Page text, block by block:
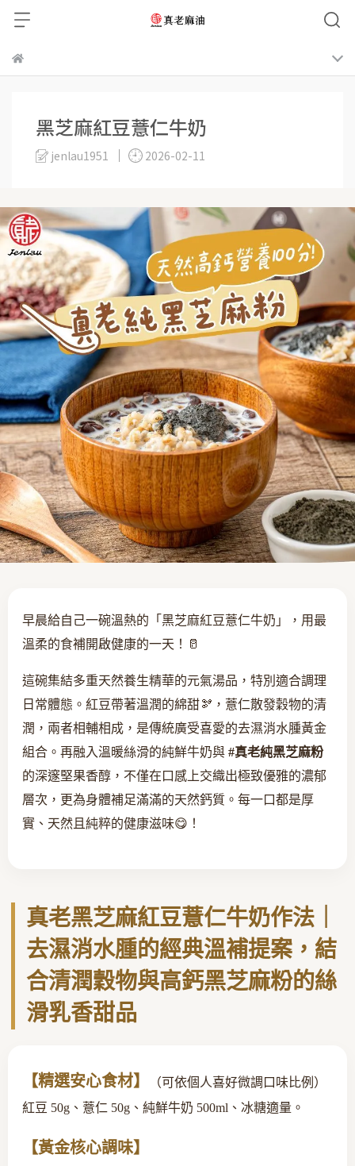
黑芝麻紅豆薏仁牛奶
jenlau1951 2026-02-11
早晨給自己一碗溫熱的「黑芝麻紅豆薏仁牛奶」，用最
溫柔的食補開啟健康的一天！🥛
這碗集結多重天然養生精華的元氣湯品，特別適合調理
日常體態。紅豆帶著溫潤的綿甜🫘，薏仁散發穀物的清
潤，兩者相輔相成，是傳統廣受喜愛的去濕消水腫黃金
組合。再融入溫暖絲滑的純鮮牛奶與 #真老純黑芝麻粉
的深邃堅果香醇，不僅在口感上交織出極致優雅的濃郁
層次，更為身體補足滿滿的天然鈣質。每一口都是厚
實、天然且純粹的健康滋味😋！
真老黑芝麻紅豆薏仁牛奶作法｜
去濕消水腫的經典溫補提案，結
合清潤穀物與高鈣黑芝麻粉的絲
滑乳香甜品
【精選安心食材】
（可依個人喜好微調口味比例）
紅豆 50g、薏仁 50g、純鮮牛奶 500ml、冰糖適量。
【黃金核心調味】